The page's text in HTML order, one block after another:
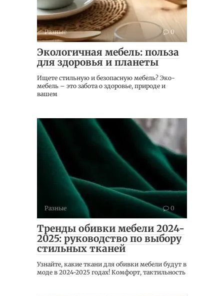
Разные 0
Экологичная мебель: польза
для здоровья и планеты
Ищете стильную и безопасную мебель? Эко-
мебель – это забота о здоровье, природе и
вашем
Разные 0
Тренды обивки мебели 2024-
2025: руководство по выбору
стильных тканей
Узнайте, какие ткани для обивки мебели будут в
моде в 2024-2025 годах! Комфорт, тактильность